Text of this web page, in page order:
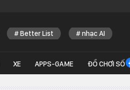
Better List nhạc AI
XE APPS-GAME ĐỒ CHƠI SỐ